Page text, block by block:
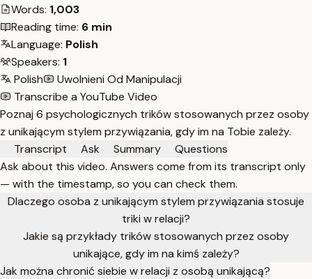
Words: 1,003
Reading time: 6 min
Language: Polish
Speakers: 1
Polish
Uwolnieni Od Manipulacji
Transcribe a YouTube Video
Poznaj 6 psychologicznych trików stosowanych przez osoby
z unikającym stylem przywiązania, gdy im na Tobie zależy.
Transcript
Ask Summary
Questions
Ask about this video. Answers come from its transcript only
— with the timestamp, so you can check them.
Dlaczego osoba z unikającym stylem przywiązania stosuje
triki w relacji?
Jakie są przykłady trików stosowanych przez osoby
unikające, gdy im na kimś zależy?
Jak można chronić siebie w relacji z osobą unikającą?